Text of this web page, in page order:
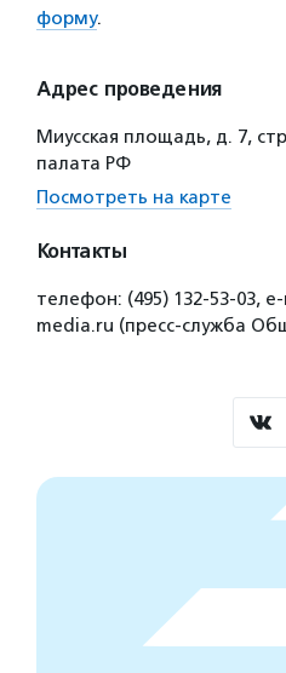
форму.
Адрес проведения
Миусская площадь, д. 7,
палата РФ
Посмотреть на карте
Контакты
телефон: (495) 132-53-03,
media.ru (пресс-служба